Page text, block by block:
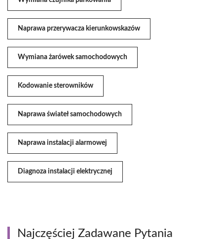
Naprawa przerywacza kierunkowskazów
Wymiana żarówek samochodowych
Kodowanie sterowników
Naprawa świateł samochodowych
Naprawa instalacji alarmowej
Diagnoza instalacji elektrycznej
Najczęściej Zadawane Pytania